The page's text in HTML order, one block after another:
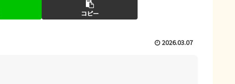
コピー
2026.03.07